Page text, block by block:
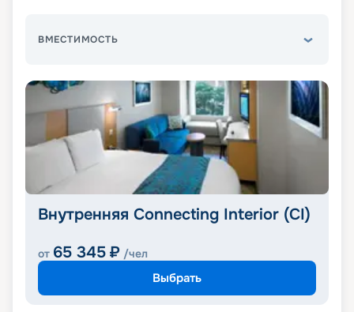
ВМЕСТИМОСТЬ
Внутренняя Connecting Interior (CI)
от 65 345 ₽ /чел
Выбрать